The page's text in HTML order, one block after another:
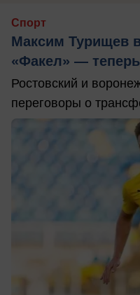
Спорт
Максим Турищев
«Факел» —
Ростовский и
переговоры о